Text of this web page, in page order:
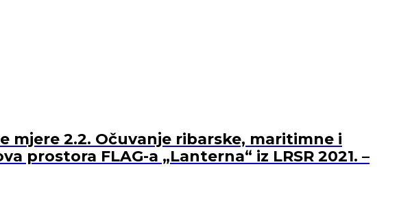
2.2. Očuvanje ribarske, maritimne i
FLAG-a „Lanterna“ iz LRSR 2021. –